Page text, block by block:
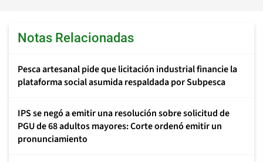
Notas Relacionadas
Pesca artesanal pide que licitación industrial financie la
plataforma social asumida respaldada por Subpesca
IPS se negó a emitir una resolución sobre solicitud de
PGU de 68 adultos mayores: Corte ordenó emitir un
pronunciamiento